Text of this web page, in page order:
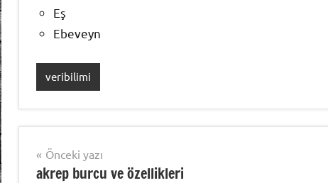
Eş
Ebeveyn
veribilimi
Yazı
gezinmesi
Önceki yazı
akrep burcu ve özellikleri